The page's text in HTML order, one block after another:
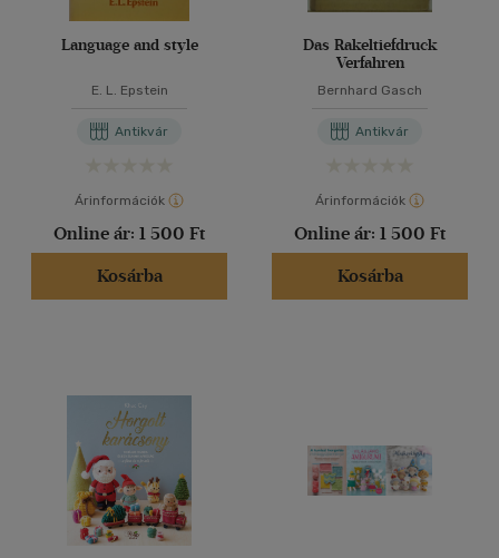
Language and style
E. L. Epstein
Antikvár
Árinformációk
Online ár: 1 500 Ft
Kosárba
Das Rakeltiefdruck
Verfahren
Bernhard Gasch
Antikvár
Árinformációk
Online ár: 1 500 Ft
Kosárba